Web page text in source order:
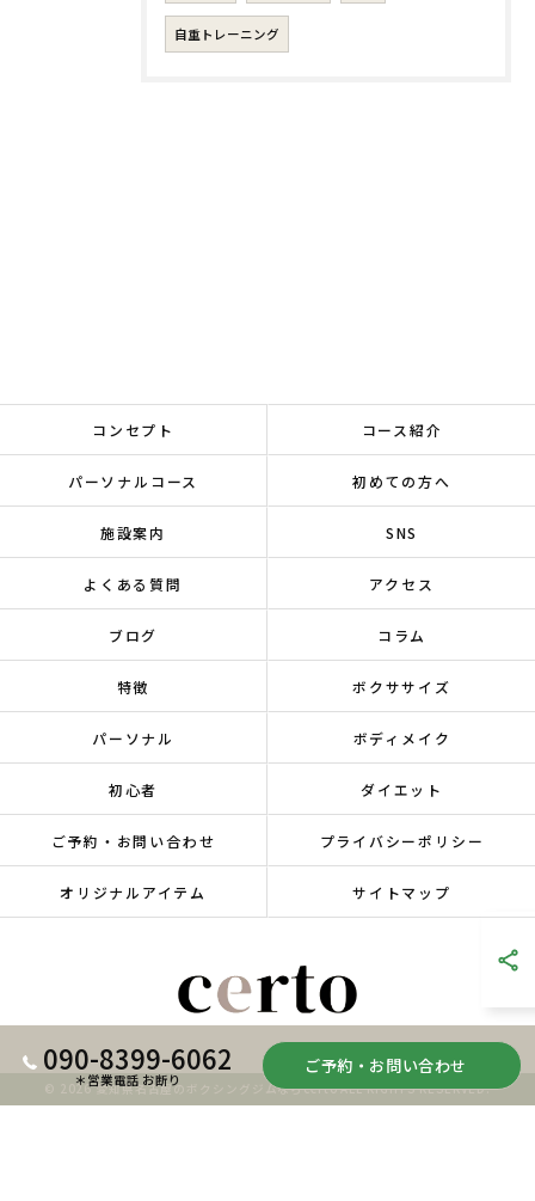
自重トレーニング
090-8399-6062
＊営業電話 お断り
ご予約・お問い合わせ
コンセプト コース紹介
パーソナルコース 初めての方へ
施設案内 SNS
よくある質問 アクセス
ブログ コラム
特徴 ボクササイズ
パーソナル ボディメイク
初心者 ダイエット
ご予約・お問い合わせ プライバシーポリシー
オリジナルアイテム サイトマップ
© 2026 愛知県名古屋のボクシングジムならcerto ALL RIGHTS RESERVED.